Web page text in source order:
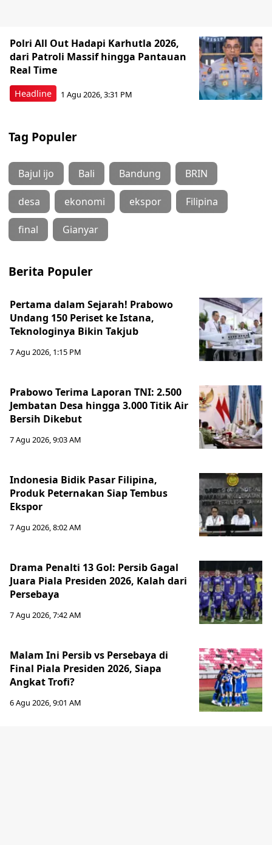
Headline
Polri All Out Hadapi Karhutla 2026,
dari Patroli Massif hingga Pantauan
Real Time
1 Agu 2026, 3:31 PM
Tag Populer
Bajul ijo Bali Bandung BRIN
desa ekonomi ekspor Filipina
final Gianyar
Berita Populer
Pertama dalam Sejarah! Prabowo
Undang 150 Periset ke Istana,
Teknologinya Bikin Takjub
7 Agu 2026, 1:15 PM
Prabowo Terima Laporan TNI: 2.500
Jembatan Desa hingga 3.000 Titik Air
Bersih Dikebut
7 Agu 2026, 9:03 AM
Indonesia Bidik Pasar Filipina,
Produk Peternakan Siap Tembus
Ekspor
7 Agu 2026, 8:02 AM
Drama Penalti 13 Gol: Persib Gagal
Juara Piala Presiden 2026, Kalah dari
Persebaya
7 Agu 2026, 7:42 AM
Malam Ini Persib vs Persebaya di
Final Piala Presiden 2026, Siapa
Angkat Trofi?
6 Agu 2026, 9:01 AM